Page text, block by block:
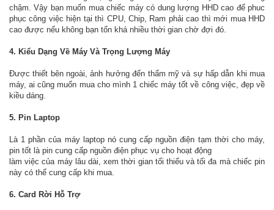
chậm. Vậy bạn muốn mua chiếc máy có dung lượng HHD cao để phuc
phục công việc hiện tại thì CPU, Chip, Ram phải cao thì mới mua HHD
cao được nếu không bạn tốn khá nhiều thời gian chờ đợi đó.
4. Kiểu Dạng Về Máy Và Trọng Lượng Máy
Được thiết bên ngoài, ảnh hưởng đến thẩm mỹ và sự hấp dẫn khi mua
máy, ai cũng muốn mua cho mình 1 chiếc máy tốt về công việc, đẹp về
kiều dáng.
5. Pin Laptop
Là 1 phần của máy laptop nó cung cấp nguồn điện tạm thời cho máy,
pin tốt là pin cung cấp nguồn điện phục vụ cho hoạt động
làm việc của máy lâu dài, xem thời gian tối thiểu và tối đa mà chiếc pin
này có thể cung cấp khi mua.
6. Card Rời Hỗ Trợ